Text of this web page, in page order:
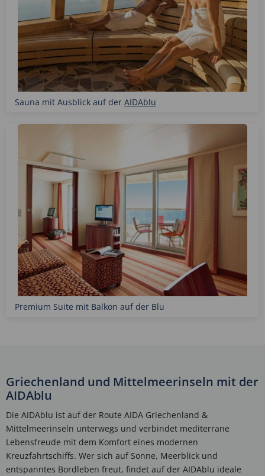
Sauna mit Ausblick auf der AIDAblu
Premium Suite mit Balkon auf der Blu
Griechenland und Mittelmeerinseln mit der
AIDAblu
Die AIDAblu ist auf der Route AIDA Griechenland &
Mittelmeerinseln unterwegs und verbindet mediterrane
Lebensfreude mit dem Komfort eines modernen
Kreuzfahrtschiffs. Wer sich auf Sonne, Meerblick und
entspanntes Bordleben freut, findet auf der AIDAblu ideale